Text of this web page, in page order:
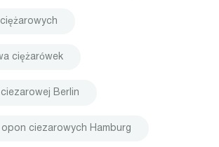
ciężarówek
Berlin
ciezarowych Hamburg